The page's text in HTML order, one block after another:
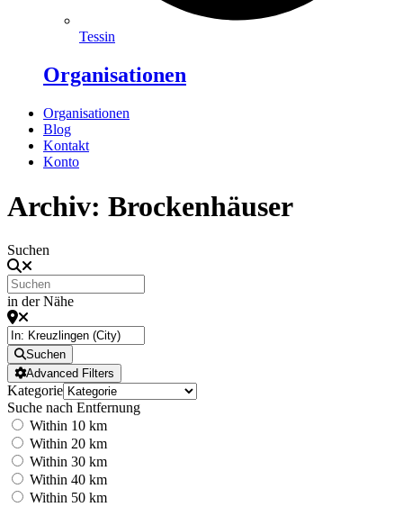
Tessin
Organisationen
Organisationen
Blog
Kontakt
Konto
Archiv: Brockenhäuser
Suchen
in der Nähe
Suchen
Advanced Filters
Kategorie
Suche nach Entfernung
Within 10 km
Within 20 km
Within 30 km
Within 40 km
Within 50 km